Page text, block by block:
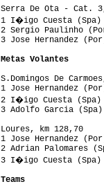
Serra De Ota - Cat.
1 I�igo Cuesta
2 Sergio
3 Jose Hernandez
Metas Volantes
S.Domingos De
1 Jose Hernandez
2 I�igo Cuesta
3 Adolfo Garcia
Loures, km 128,70
1 Jose Hernandez
2 Adrian Palomares
3 I�igo Cuesta
Teams